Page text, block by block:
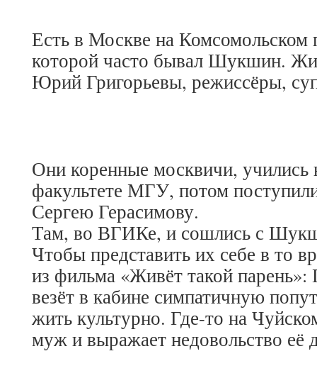
Есть в Москве на Комсомольском
которой часто бывал Шукшин.
Юрий Григорьевы, режиссёры,
Они коренные москвичи, учились
факультете МГУ, потом
Сергею Герасимову.
Там, во ВГИКе, и сошлись с
Чтобы представить их себе в то
из фильма «Живёт такой
везёт в кабине симпатичную
жить культурно. Где-то на
муж и выражает недовольство её